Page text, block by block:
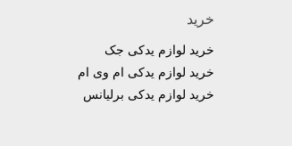
خرید
خرید لوازم یدکی جک
خرید لوازم یدکی ام وی ام
خرید لوازم یدکی برلیانس